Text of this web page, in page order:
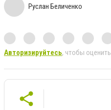
Руслан Беличенко
Авторизируйтесь, чтобы оценить